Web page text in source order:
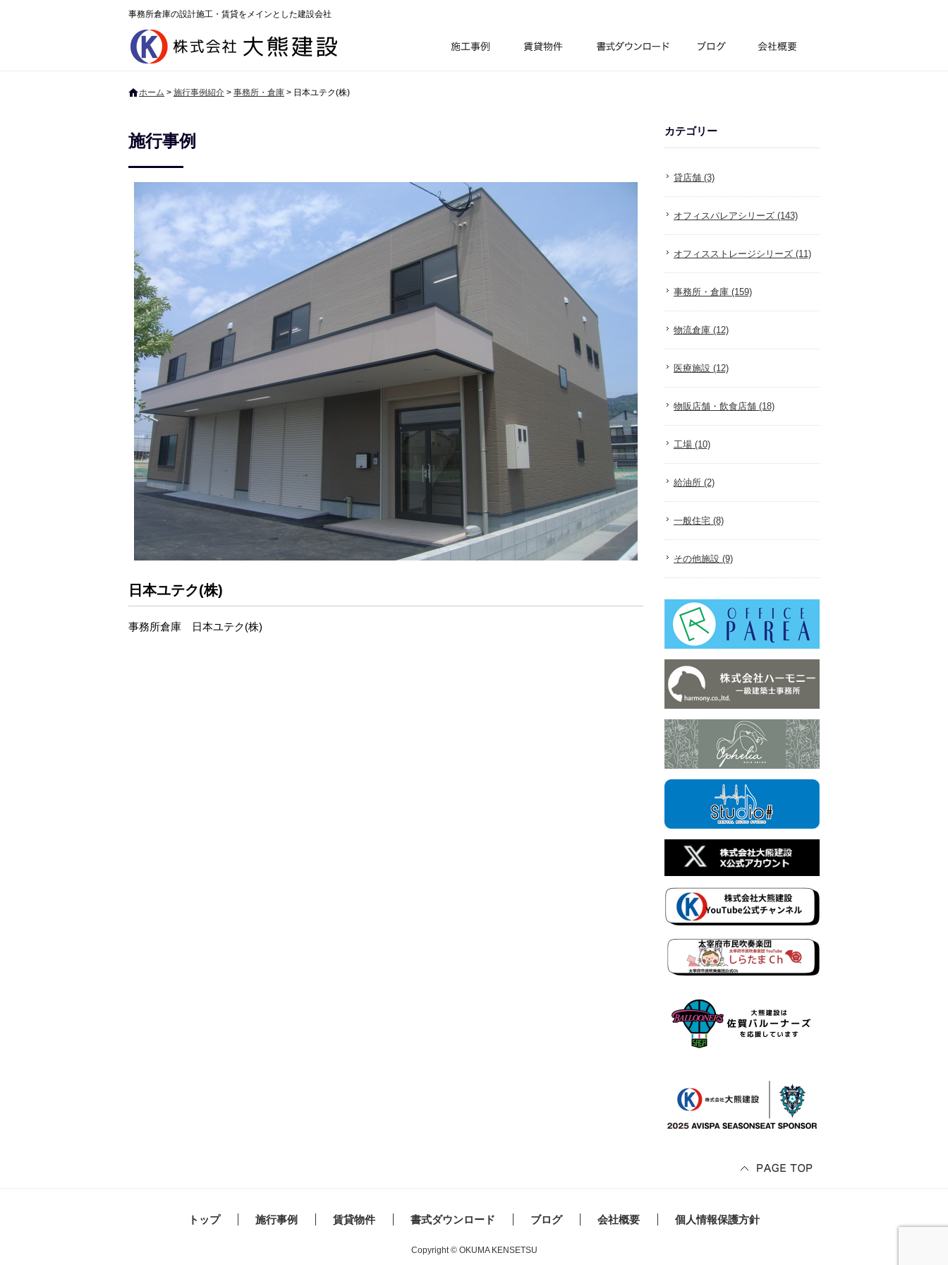
事務所倉庫の設計施工・賃貸をメインとした建設会社
ホーム > 施行事例紹介 > 事務所・倉庫 > 日本ユテク(株)
施行事例
日本ユテク(株)
事務所倉庫 日本ユテク(株)
カテゴリー
貸店舗 (3)
オフィスパレアシリーズ (143)
オフィスストレージシリーズ (11)
事務所・倉庫 (159)
物流倉庫 (12)
医療施設 (12)
物販店舗・飲食店舗 (18)
工場 (10)
給油所 (2)
一般住宅 (8)
その他施設 (9)
トップ 施行事例 賃貸物件 書式ダウンロード ブログ 会社概要 個人情報保護方針
Copyright © OKUMA KENSETSU